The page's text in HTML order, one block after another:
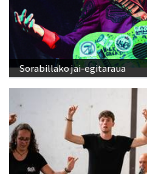
Sorabillako jai-egitaraua